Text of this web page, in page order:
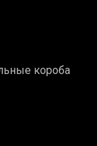
короба